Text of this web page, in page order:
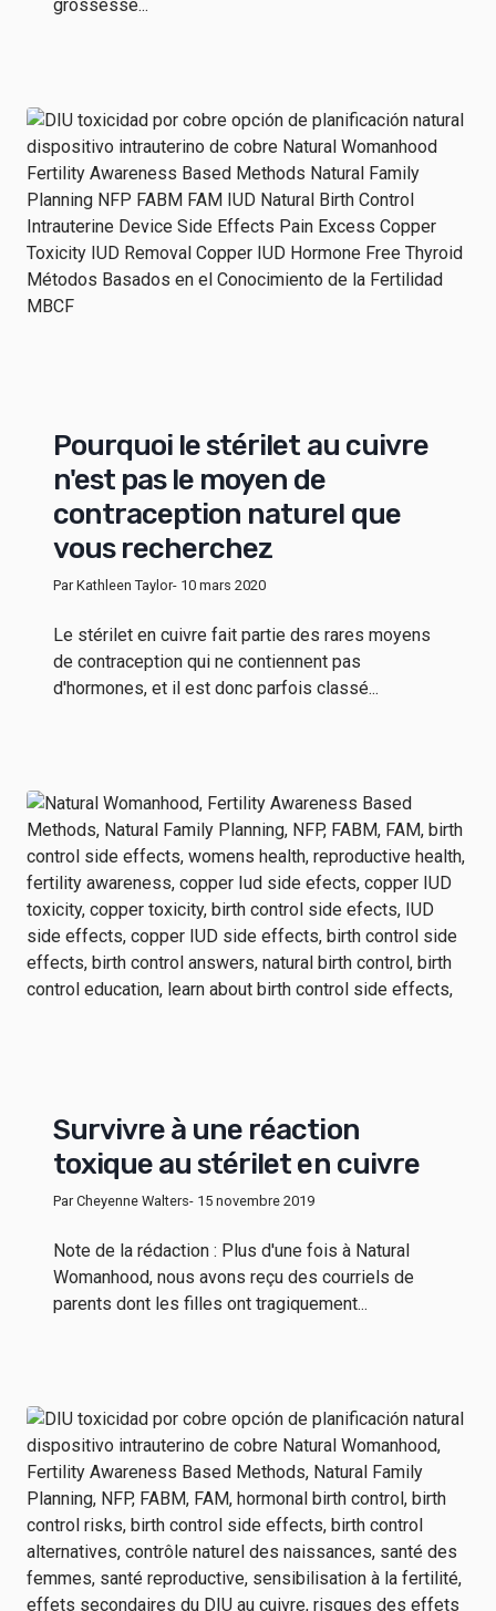
grossesse...
Pourquoi le stérilet au cuivre
n'est pas le moyen de
contraception naturel que
vous recherchez
Par Kathleen Taylor- 10 mars 2020
Le stérilet en cuivre fait partie des rares moyens
de contraception qui ne contiennent pas
d'hormones, et il est donc parfois classé...
Survivre à une réaction
toxique au stérilet en cuivre
Par Cheyenne Walters- 15 novembre 2019
Note de la rédaction : Plus d'une fois à Natural
Womanhood, nous avons reçu des courriels de
parents dont les filles ont tragiquement...